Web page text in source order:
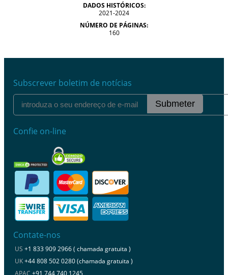
DADOS HISTÓRICOS:
2021-2024
NÚMERO DE PÁGINAS:
160
Subscrever boletim de notícias
Submeter
Confie on-line
Contate-nos
US +1 833 909 2966 ( chamada gratuita )
UK+44 808 502 0280 (chamada gratuita )
APAC +91 744 740 1245